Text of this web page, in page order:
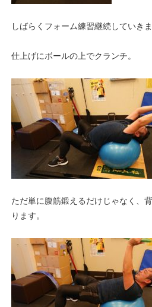
しばらくフォーム練習継続していき
仕上げにボールの上でクランチ。
ただ単に腹筋鍛えるだけじゃなく、
ります。